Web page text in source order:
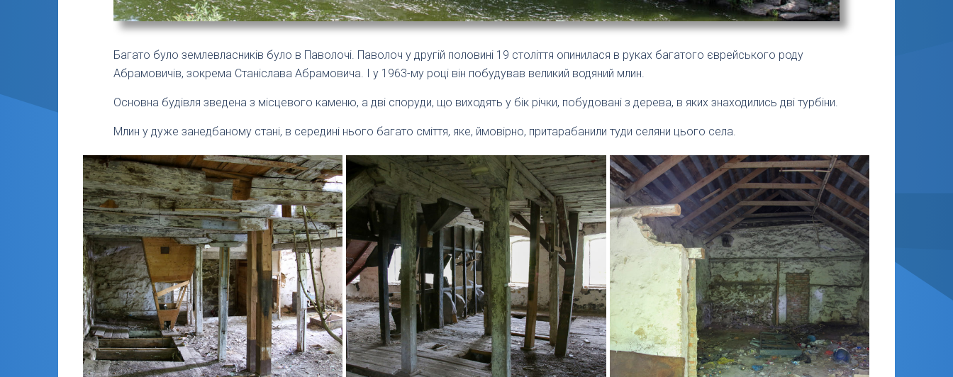
Багато було землевласників було в Паволочі. Паволоч у другій половині 19 століття опинилася в руках багатого єврейського роду
Абрамовичів, зокрема Станіслава Абрамовича. І у 1963-му році він побудував великий водяний млин.
Основна будівля зведена з місцевого каменю, а дві споруди, що виходять у бік річки, побудовані з дерева, в яких знаходились дві турбіни.
Млин у дуже занедбаному стані, в середині нього багато сміття, яке, ймовірно, притарабанили туди селяни цього села.